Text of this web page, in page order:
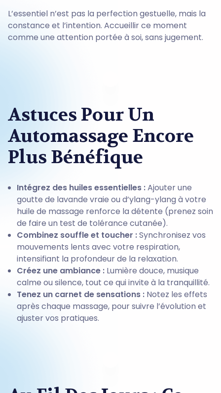
L’essentiel n’est pas la perfection gestuelle, mais la
constance et l’intention. Accueillir ce moment
comme une attention portée à soi, sans jugement.
Astuces Pour Un
Automassage Encore
Plus Bénéfique
Intégrez des huiles essentielles :Ajouter une
goutte de lavande vraie ou d’ylang-ylang à votre
huile de massage renforce la détente (prenez soin
de faire un test de tolérance cutanée).
Combinez souffle et toucher :Synchronisez vos
mouvements lents avec votre respiration,
intensifiant la profondeur de la relaxation.
Créez une ambiance :Lumière douce, musique
calme ou silence, tout ce qui invite à la tranquillité.
Tenez un carnet de sensations :Notez les effets
après chaque massage, pour suivre l’évolution et
ajuster vos pratiques.